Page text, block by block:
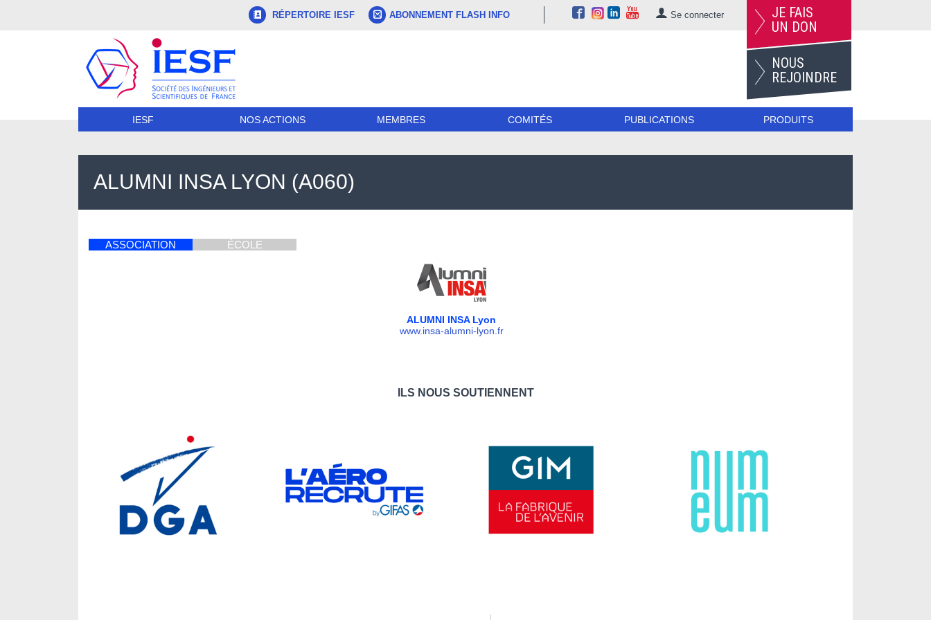
RÉPERTOIRE IESF ABONNEMENT FLASH INFO Se connecter
JE FAIS
UN DON
NOUS
REJOINDRE
IESF NOS ACTIONS MEMBRES COMITÉS PUBLICATIONS PRODUITS
ALUMNI INSA LYON (A060)
ASSOCIATION ÉCOLE
ALUMNI INSA Lyon
www.insa-alumni-lyon.fr
ILS NOUS SOUTIENNENT